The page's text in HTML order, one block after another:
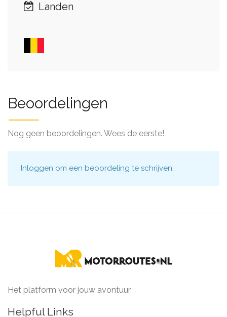
Landen
Beoordelingen
Nog geen beoordelingen. Wees de eerste!
Inloggen om een beoordeling te schrijven.
Het platform voor jouw avontuur
Helpful Links